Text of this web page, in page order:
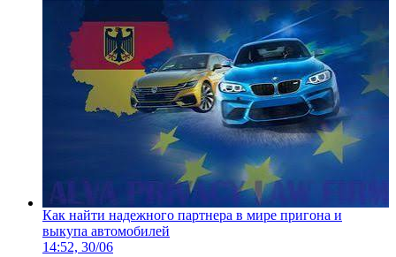
Как найти надежного партнера в мире пригона и
выкупа автомобилей
14:52, 30/06